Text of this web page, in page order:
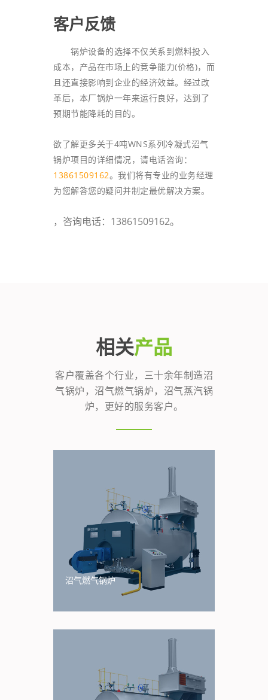
客户反馈
锅炉设备的选择不仅关系到燃料投入
成本，产品在市场上的竞争能力(价格)，而
且还直接影响到企业的经济效益。经过改
革后，本厂锅炉一年来运行良好，达到了
预期节能降耗的目的。
欲了解更多关于4吨WNS系列冷凝式沼气
锅炉项目的详细情况，请电话咨询：
13861509162。我们将有专业的业务经理
为您解答您的疑问并制定最优解决方案。
，咨询电话：13861509162。
相关产品
客户覆盖各个行业，三十余年制造沼
气锅炉，沼气燃气锅炉，沼气蒸汽锅
炉，更好的服务客户。
沼气燃气锅炉